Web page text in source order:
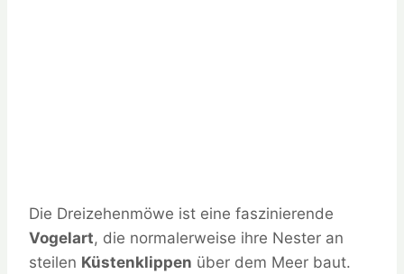
Die Dreizehenmöwe ist eine faszinierende
Vogelart, die normalerweise ihre Nester an
steilen Küstenklippen über dem Meer baut.